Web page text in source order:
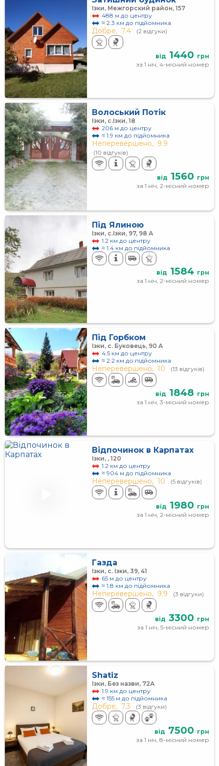
Ізки, Межгорский район, 157
488 м до центру
≈ 2.3 км до підйомника
Добре, 7.4 (2 відгуки)
від 1440 грн
за 1 ніч, 4-місний номер
Волоський Потік
Ізки, с.Ізки, 18
206 м до центру
≈ 1.9 км до підйомника
Неперевершено, 9.9
(10 відгуків)
від 1560 грн
за 1 ніч, 2-місний номер
Під Ялиною
Ізки, с.Ізки, 97, 98 А
1.2 км до центру
≈ 1.4 км до підйомника
від 1584 грн
за 1 ніч, 2-місний номер
Під Горбком
Ізки, с. Буковець, 90 А
4.5 км до центру
≈ 2.2 км до підйомника
Неперевершено, 10 (13 відгуків)
від 1848 грн
за 1 ніч, 3-місний номер
Відпочинок в Карпатах
Ізки, , 120
1.2 км до центру
≈ 904 м до підйомника
Неперевершено, 10 (5 відгуків)
від 1980 грн
за 1 ніч, 2-місний номер
Газда
Ізки, с. Ізки, 39, 41
65 м до центру
≈ 1.8 км до підйомника
Неперевершено, 9.9 (3 відгуки)
від 3300 грн
за 1 ніч, 5-місний номер
Shatiz
Ізки, Без назви, 72А
1.9 км до центру
≈ 155 м до підйомника
Добре, 7.3 (3 відгуки)
від 7500 грн
за 1 ніч, 8-місний номер